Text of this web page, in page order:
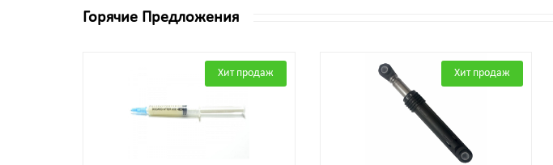
Горячие Предложения
Хит продаж Хит продаж